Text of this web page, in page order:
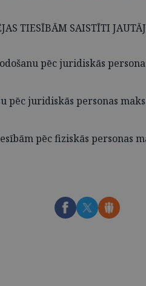
TIESĪBĀM SAISTĪTI
pēc juridiskās
pēc juridiskās personas
pēc fiziskās personas